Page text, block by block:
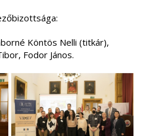
Köntös Nelli (titkár),
Fodor János.